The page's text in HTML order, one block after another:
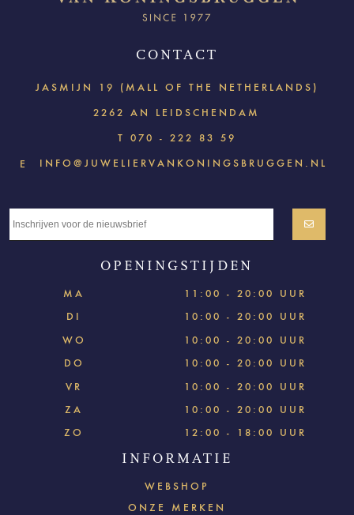
CONTACT
JASMIJN 19 (MALL OF THE NETHERLANDS)
2262 AN LEIDSCHENDAM
T 070 - 222 83 59
E INFO@JUWELIERVANKONINGSBRUGGEN.NL
OPENINGSTIJDEN
MA
11:00 - 20:00 UUR
DI
10:00 - 20:00 UUR
WO
10:00 - 20:00 UUR
DO
10:00 - 20:00 UUR
VR
10:00 - 20:00 UUR
ZA
10:00 - 20:00 UUR
ZO
12:00 - 18:00 UUR
INFORMATIE
WEBSHOP
ONZE MERKEN